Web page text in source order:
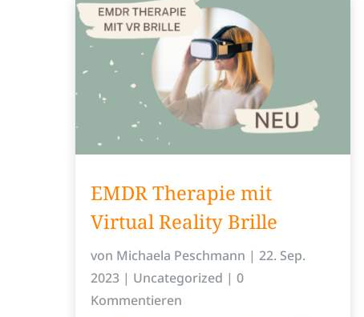
EMDR Therapie mit
Virtual Reality Brille
von Michaela Peschmann |22. Sep.
2023 | Uncategorized | 0
Kommentieren